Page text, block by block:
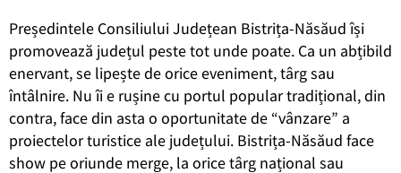
Președintele Consiliului Județean Bistrița-Năsăud își
promovează județul peste tot unde poate. Ca un abțibild
enervant, se lipește de orice eveniment, târg sau
întâlnire. Nu îi e rușine cu portul popular tradițional, din
contra, face din asta o oportunitate de “vânzare” a
proiectelor turistice ale județului. Bistrița-Năsăud face
show pe oriunde merge, la orice târg național sau